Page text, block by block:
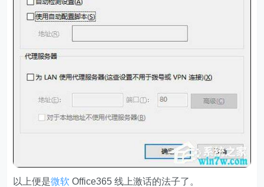
以上便是微软 Office365 线上激话的法子了。